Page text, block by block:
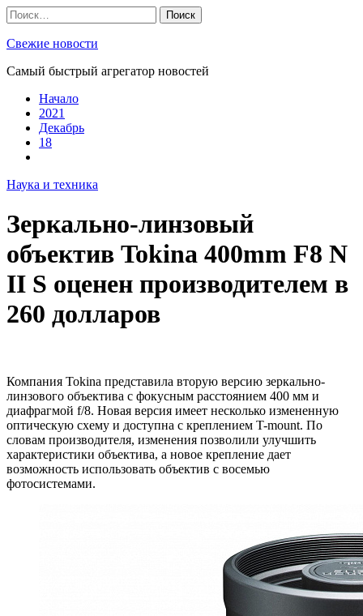
Skip
to
content
Найти:
Свежие новости
Самый быстрый агрегатор новостей
Начало
2021
Декабрь
18
Наука и техника
Зеркально-линзовый
объектив Tokina 400mm F8 N
II S оценен производителем в
260 долларов
Компания Tokina представила вторую версию зеркально-
линзового объектива с фокусным расстоянием 400 мм и
диафрагмой f/8. Новая версия имеет несколько измененную
оптическую схему и доступна с креплением T-mount. По
словам производителя, изменения позволили улучшить
характеристики объектива, а новое крепление дает
возможность использовать объектив с восемью
фотосистемами.